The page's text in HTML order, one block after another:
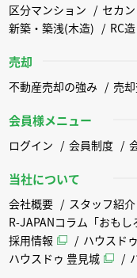
区分マンション
セカ
新築・築浅(木造)
RC
売却
不動産売却の強み 売
会員様メニュー
ログイン 会員制度
当社について
会社概要 スタッフ紹介
R-JAPANコラム「おもし
採用情報
ハウスド
ハウスドゥ 豊見城